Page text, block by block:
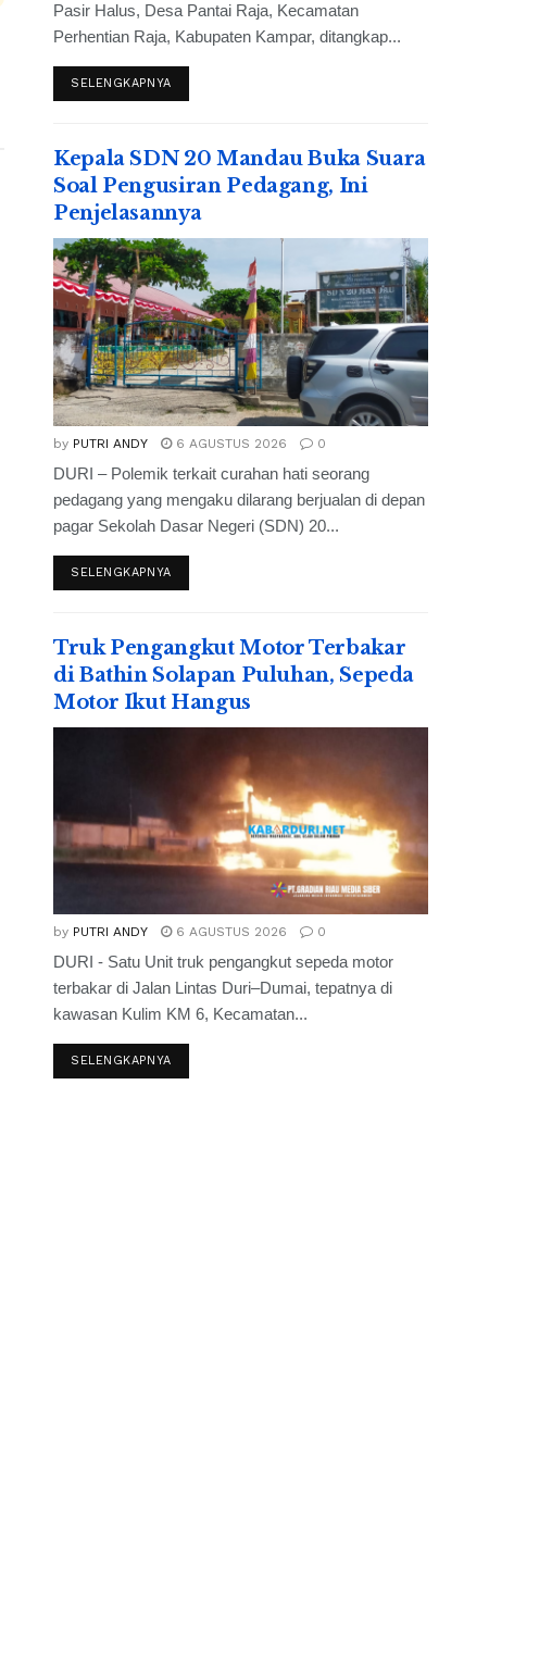
Pasir Halus, Desa Pantai Raja, Kecamatan
Perhentian Raja, Kabupaten Kampar, ditangkap...
SELENGKAPNYA
Kepala SDN 20 Mandau Buka Suara
Soal Pengusiran Pedagang, Ini
Penjelasannya
by PUTRI ANDY 6 AGUSTUS 2026 0
DURI – Polemik terkait curahan hati seorang
pedagang yang mengaku dilarang berjualan di depan
pagar Sekolah Dasar Negeri (SDN) 20...
SELENGKAPNYA
Truk Pengangkut Motor Terbakar
di Bathin Solapan Puluhan, Sepeda
Motor Ikut Hangus
by PUTRI ANDY 6 AGUSTUS 2026 0
DURI - Satu Unit truk pengangkut sepeda motor
terbakar di Jalan Lintas Duri–Dumai, tepatnya di
kawasan Kulim KM 6, Kecamatan...
SELENGKAPNYA